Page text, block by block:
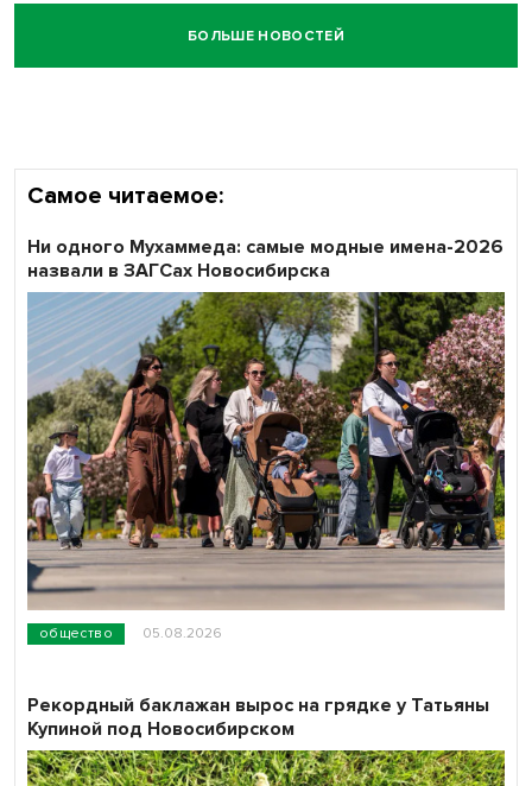
Честный выбор: видеонаблюдение обеспечит
объективность результатов ЕДГ в Новосибирской
БОЛЬШЕ НОВОСТЕЙ
Самое читаемое:
общество 05.08.2026
Ни одного Мухаммеда: самые модные имена-2026
назвали в ЗАГСах Новосибирска
Рекордный баклажан вырос на грядке у Татьяны
Купиной под Новосибирском